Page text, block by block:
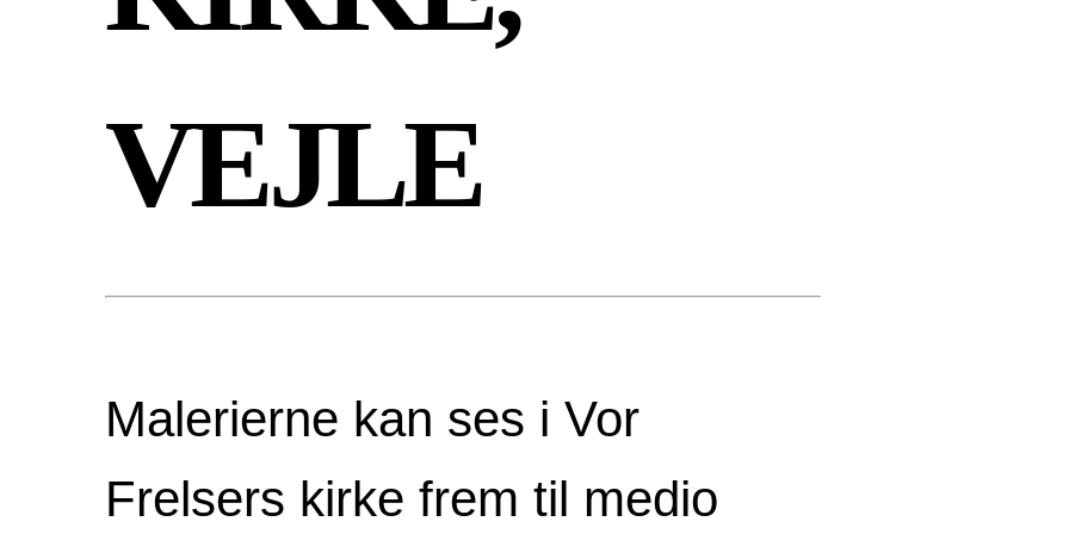
VEJLE
Malerierne kan ses i Vor
Frelsers kirke frem til medio